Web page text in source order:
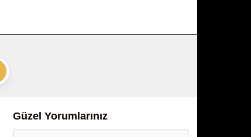
Güzel Yorumlarınız